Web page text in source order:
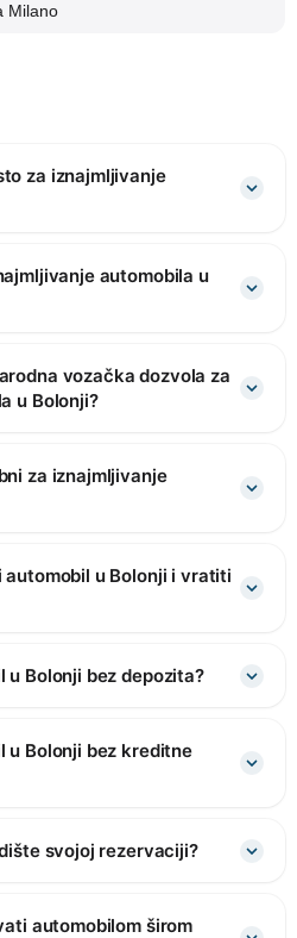
Milano
za iznajmljivanje
automobila u
vozačka dozvola za
u Bolonji?
za iznajmljivanje
automobil u Bolonji i vratiti
u Bolonji bez depozita?
u Bolonji bez kreditne
svojoj rezervaciji?
automobilom širom